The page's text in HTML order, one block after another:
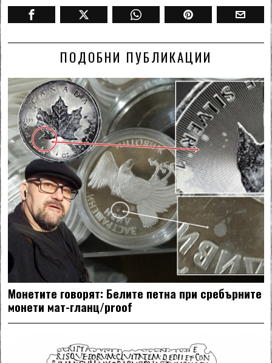
ПОДОБНИ ПУБЛИКАЦИИ
Монетите говорят: Белите петна при сребърните
монети мат-гланц/proof